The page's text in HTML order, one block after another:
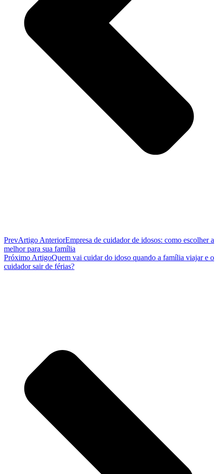
PrevArtigo AnteriorEmpresa de cuidador de idosos: como escolher a
melhor para sua família
Próximo ArtigoQuem vai cuidar do idoso quando a família viajar e o
cuidador sair de férias?